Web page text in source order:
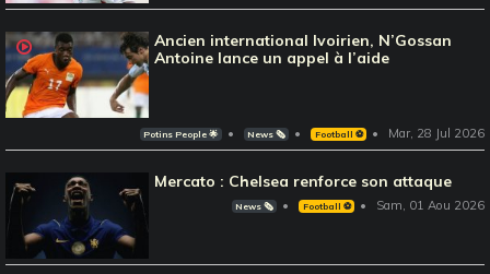
Ancien international Ivoirien, N’Gossan
Antoine lance un appel à l’aide
Potins People 🌟 News 🗞️ Football ⚽️ Mar, 28 Jul 2026
Mercato : Chelsea renforce son attaque
News 🗞️ Football ⚽️ Sam, 01 Aou 2026